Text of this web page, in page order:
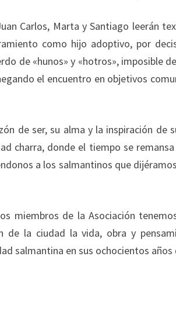
Carlos, Marta y Santiago leerán
como hijo adoptivo, por
de «hunos» y «hotros», imposible
el encuentro en objetivos
de ser, su alma y la inspiración de
charra, donde el tiempo se
a los salmantinos que
miembros de la Asociación
de la ciudad la vida, obra y
salmantina en sus ochocientos años